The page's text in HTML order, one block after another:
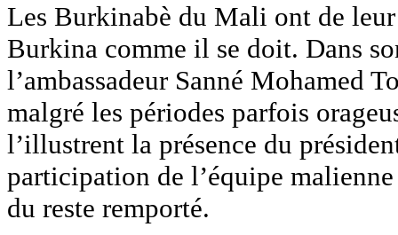
Les Burkinabè du Mali ont de
Burkina comme il se doit. Dans
l’ambassadeur Sanné Mohamed
malgré les périodes parfois
l’illustrent la présence du
participation de l’équipe
du reste remporté.